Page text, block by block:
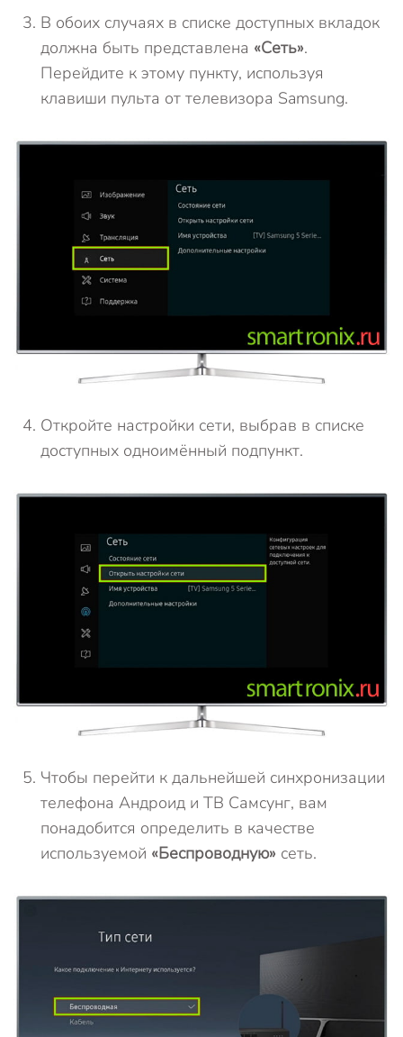
В обоих случаях в списке доступных вкладок
должна быть представлена «Сеть».
Перейдите к этому пункту, используя
клавиши пульта от телевизора Samsung.
Откройте настройки сети, выбрав в списке
доступных одноимённый подпункт.
Чтобы перейти к дальнейшей синхронизации
телефона Андроид и ТВ Самсунг, вам
понадобится определить в качестве
используемой «Беспроводную» сеть.